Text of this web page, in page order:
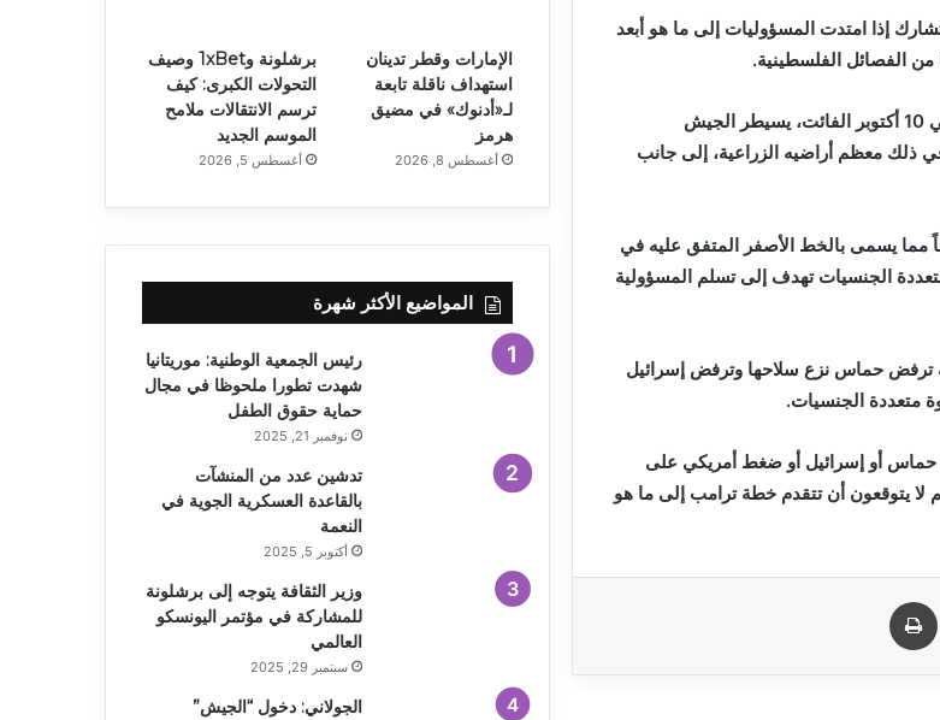
مشاركة عبر البريد
الإمارات وقطر تدينان
استهداف ناقلة تابعة
لـ«أدنوك» في مضيق
هرمز
أغسطس 8, 2026
برشلونة و1xBet وصيف
التحولات الكبرى: كيف
ترسم الانتقالات ملامح
الموسم الجديد
أغسطس 5, 2026
المواضيع الأكثر شهرة
رئيس الجمعية الوطنية: موريتانيا
شهدت تطورا ملحوظا في مجال
حماية حقوق الطفل
نوفمبر 21, 2025
تدشين عدد من المنشآت
بالقاعدة العسكرية الجوية في
النعمة
أكتوبر 5, 2025
وزير الثقافة يتوجه إلى برشلونة
للمشاركة في مؤتمر اليونسكو
العالمي
سبتمبر 29, 2025
الجولاني: دخول “الجيش”